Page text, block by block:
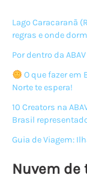
Lago Caracaranã
regras e onde
Por dentro da
O que fazer em
Norte te espera!
10 Creators na
Brasil
Guia de Viagem:
Nuvem de